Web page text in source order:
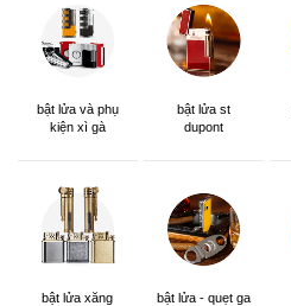
bật lửa và phụ
kiện xì gà
bật lửa st
dupont
bật lửa xăng bật lửa - quẹt ga